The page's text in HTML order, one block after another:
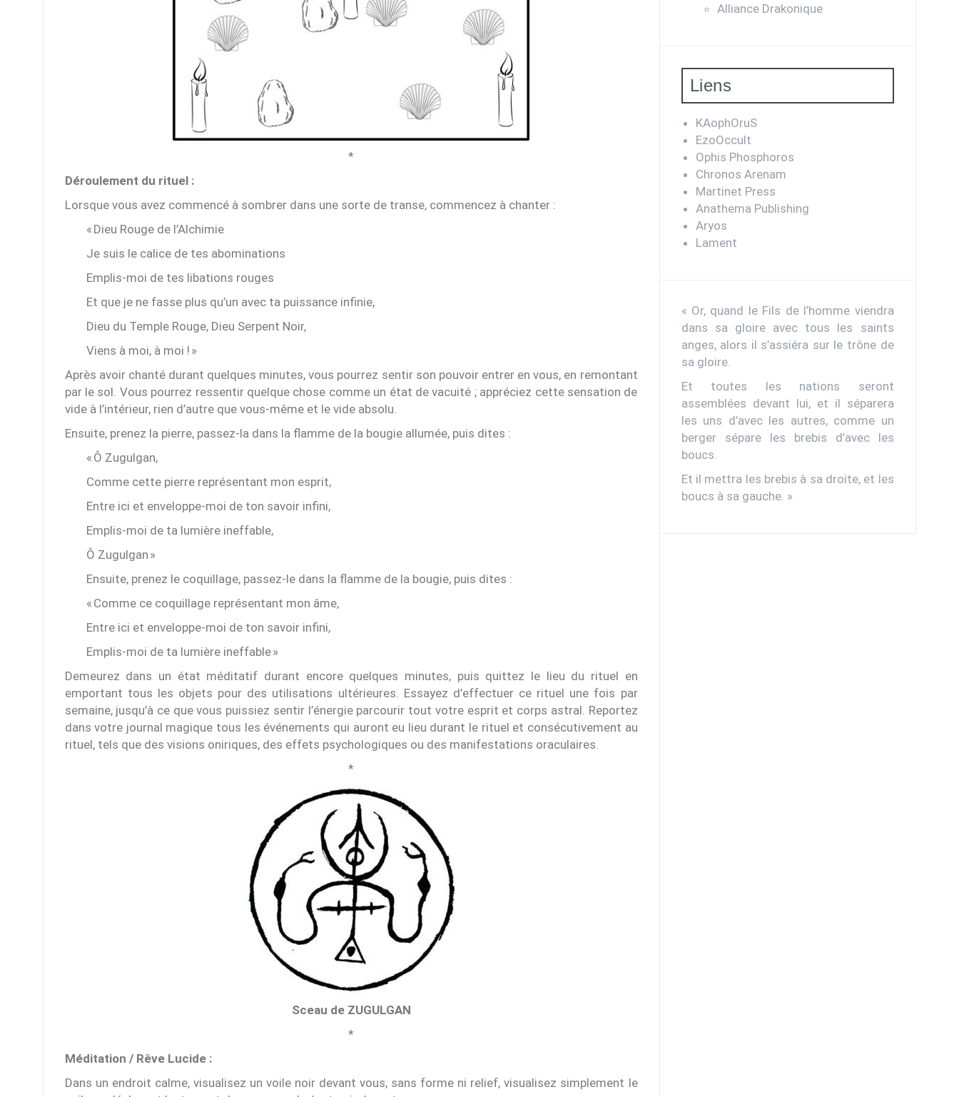
*
Déroulement du rituel :
Lorsque vous avez commencé à sombrer dans une sorte de transe, commencez à chanter :
« Dieu Rouge de l’Alchimie
Je suis le calice de tes abominations
Emplis-moi de tes libations rouges
Et que je ne fasse plus qu’un avec ta puissance infinie,
Dieu du Temple Rouge, Dieu Serpent Noir,
Viens à moi, à moi ! »
Après avoir chanté durant quelques minutes, vous pourrez sentir son pouvoir entrer en vous, en remontant
par le sol. Vous pourrez ressentir quelque chose comme un état de vacuité ; appréciez cette sensation de
vide à l’intérieur, rien d’autre que vous-même et le vide absolu.
Ensuite, prenez la pierre, passez-la dans la flamme de la bougie allumée, puis dites :
« Ô Zugulgan,
Comme cette pierre représentant mon esprit,
Entre ici et enveloppe-moi de ton savoir infini,
Emplis-moi de ta lumière ineffable,
Ô Zugulgan »
Ensuite, prenez le coquillage, passez-le dans la flamme de la bougie, puis dites :
« Comme ce coquillage représentant mon âme,
Entre ici et enveloppe-moi de ton savoir infini,
Emplis-moi de ta lumière ineffable »
Demeurez dans un état méditatif durant encore quelques minutes, puis quittez le lieu du rituel en
emportant tous les objets pour des utilisations ultérieures. Essayez d’effectuer ce rituel une fois par
semaine, jusqu’à ce que vous puissiez sentir l’énergie parcourir tout votre esprit et corps astral. Reportez
dans votre journal magique tous les événements qui auront eu lieu durant le rituel et consécutivement au
rituel, tels que des visions oniriques, des effets psychologiques ou des manifestations oraculaires.
*
Sceau de ZUGULGAN
*
Méditation / Rêve Lucide :
Dans un endroit calme, visualisez un voile noir devant vous, sans forme ni relief, visualisez simplement le
Alliance Drakonique
Liens
KAophOruS
EzoOccult
Ophis Phosphoros
Chronos Arenam
Martinet Press
Anathema Publishing
Aryos
Lament
« Or, quand le Fils de l’homme viendra
dans sa gloire avec tous les saints
anges, alors il s’assiéra sur le trône de
sa gloire.
Et toutes les nations seront
assemblées devant lui, et il séparera
les uns d’avec les autres, comme un
berger sépare les brebis d’avec les
boucs.
Et il mettra les brebis à sa droite, et les
boucs à sa gauche. »